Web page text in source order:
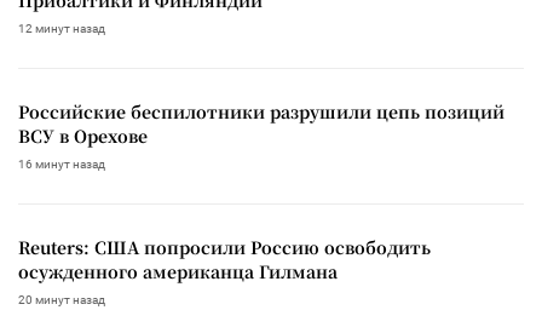
12 минут назад
Российские беспилотники разрушили цепь позиций
ВСУ в Орехове
16 минут назад
Reuters: США попросили Россию освободить
осужденного американца Гилмана
20 минут назад